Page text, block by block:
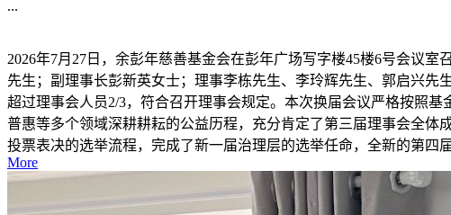
...
2026年7月27日，余彭年慈善基金会在彭年广场写字楼45楼6号会议
先生；副理事长彭新英女士；理事李栋先生、李玲辉先生、郭启兴
超过理事会人员2/3，符合召开理事会规定。本次换届会议严格按照
普惠等多个领域深耕耕耘的公益历程，充分肯定了第三届理事会全
投票表决的选举流程，完成了新一届治理层的选举任命，全新的第四
More